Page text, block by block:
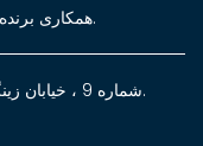
همکاری برنده با جدید و قدیمی مشتریان ، آینده را ایجاد کنید.
شماره 9 ، خیابان زینگانگ ، شهر نینگگوو ، استان آنهوی ، چین.